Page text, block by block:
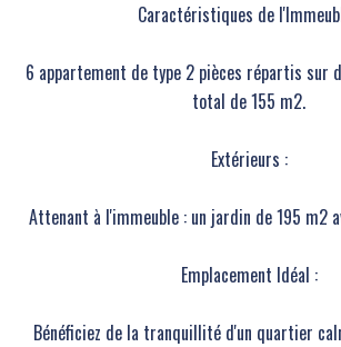
Caractéristiques de
6 appartement de type 2 pièces répartis sur
total de 155 m2.
Extérieurs :
Attenant à l'immeuble : un jardin de 195 m2
Emplacement Idéal :
Bénéficiez de la tranquillité d'un quartier